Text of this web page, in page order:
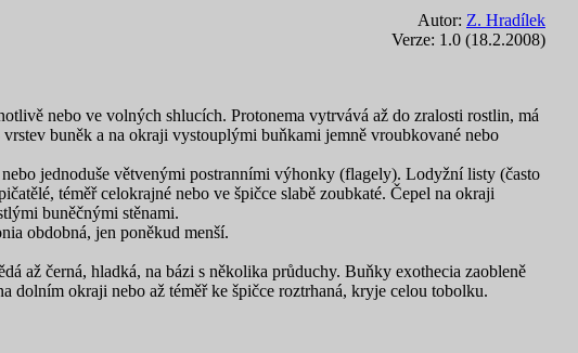
Autor: Z. Hradílek
Verze: 1.0 (18.2.2008)
nebo ve volných shlucích. Protonema vytrvává až do zralosti rostlin, má
buněk a na okraji vystouplými buňkami jemně vroubkované nebo
jednoduše větvenými postranními výhonky (flagely). Lodyžní listy (často
téměř celokrajné nebo ve špičce slabě zoubkaté. Čepel na okraji
buněčnými stěnami.
obdobná, jen poněkud menší.
až černá, hladká, na bázi s několika průduchy. Buňky exothecia zaobleně
dolním okraji nebo až téměř ke špičce roztrhaná, kryje celou tobolku.